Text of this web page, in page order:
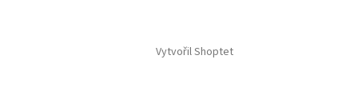
Vytvořil Shoptet